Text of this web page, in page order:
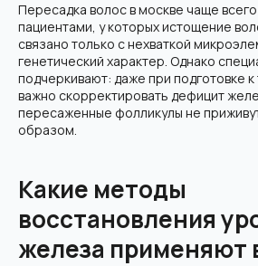
Пересадка волос в москве чаще
пациентами, у которых истощение
связано только с нехваткой
генетический характер. Однако
подчеркивают: даже при подготовке к
важно скорректировать дефицит
пересаженные фолликулы не
образом.
Какие методы
восстановления
железа применяют